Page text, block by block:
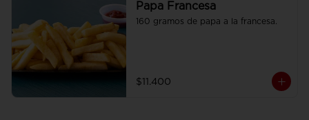
Papa Francesa
160 gramos de papa a la francesa.
$11.400